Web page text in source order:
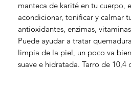
manteca de karité en tu cuerpo,
acondicionar, tonificar y calmar
antioxidantes, enzimas,
Puede ayudar a tratar
limpia de la piel, un poco va
suave e hidratada. Tarro de 10,4